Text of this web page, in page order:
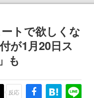
にはシャアのパーソナル
エンブレム、型式番号な
どを配置
トで欲しくな
が1月20日ス
も
反応